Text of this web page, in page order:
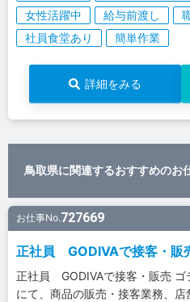
女性活躍中
給与前渡し
社員食堂あり
簡単作業
詳細をみる
鳥取県に関連するおすすめのお
お仕事No.727669
正社員 GODIVAで接客・販
正社員 GODIVAで接客・販売 ゴ
にて、商品の販売・接客業務、店